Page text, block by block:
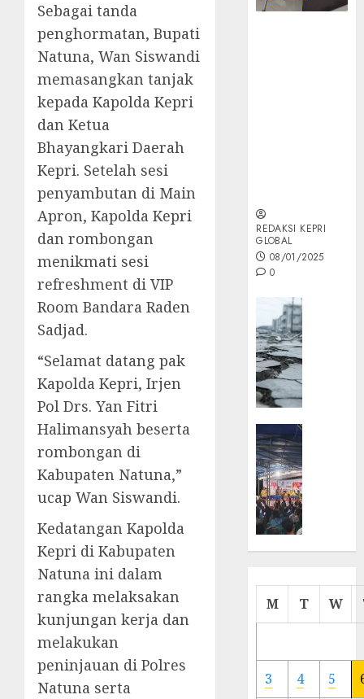
Sebagai tanda
penghormatan, Bupati
Natuna, Wan Siswandi
memasangkan tanjak
kepada Kapolda Kepri
dan Ketua
Bhayangkari Daerah
Kepri. Setelah sesi
penyambutan di Main
Apron, Kapolda Kepri
dan rombongan
menikmati sesi
refreshment di VIP
Room Bandara Raden
Sadjad.
“Selamat datang pak
Kapolda Kepri, Irjen
Pol Drs. Yan Fitri
Halimansyah beserta
rombongan di
Kabupaten Natuna,”
ucap Wan Siswandi.
Kedatangan Kapolda
Kepri di Kabupaten
Natuna ini dalam
rangka melaksakan
kunjungan kerja dan
melakukan
peninjauan di Polres
Natuna serta
REDAKSI KEPRI
GLOBAL
08/01/2025
0
Cermin
Ibu
Kota
M T W
3 4 5